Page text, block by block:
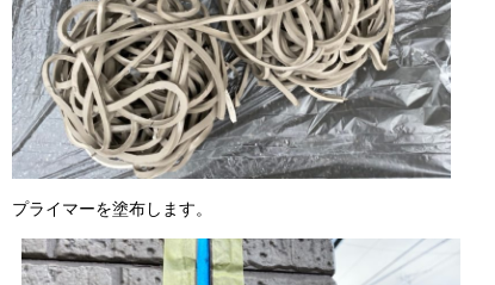
プライマーを塗布します。